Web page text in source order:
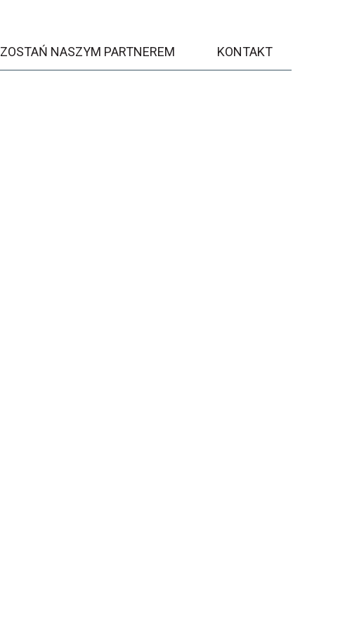
ZOSTAŃ NASZYM PARTNEREM KONTAKT